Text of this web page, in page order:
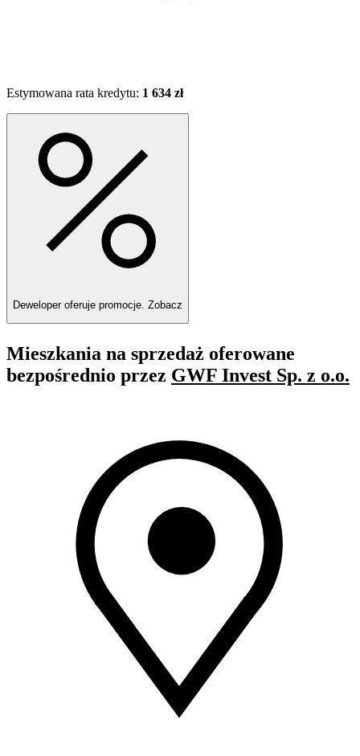
Estymowana rata kredytu: 1 634 zł
Deweloper oferuje promocje. Zobacz
Mieszkania na sprzedaż oferowane
bezpośrednio przez GWF Invest Sp. z o.o.